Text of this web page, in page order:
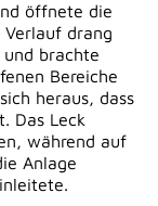
öffnete die
drang
brachte
Bereiche
heraus, dass
Das Leck
während auf
Anlage